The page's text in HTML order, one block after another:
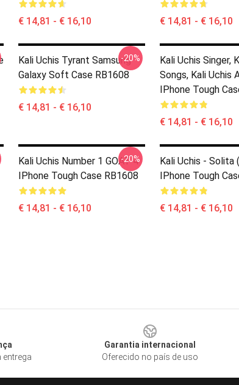
€ 14,81 - € 16,10 € 14,81 - € 16,10
Kali Uchis Tyrant Samsung
Galaxy Soft Case RB1608
€ 14,81 - € 16,10
-20%
Kali Uchis Singer,
Songs, Kali Uchis
IPhone Tough
€ 14,81 - € 16,10
Kali Uchis Number 1 GOAT 4
IPhone Tough Case RB1608
€ 14,81 - € 16,10
-20%
Kali Uchis - Solita
IPhone Tough
€ 14,81 - € 16,10
entrega
Garantia internacional
Oferecido no país de uso